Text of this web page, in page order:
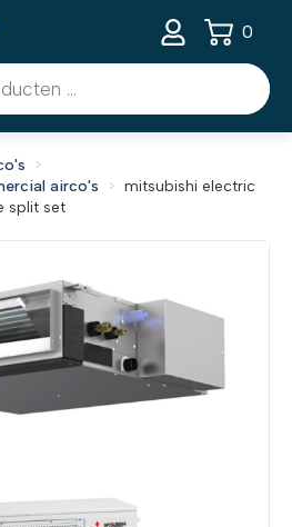
0
airco's
mitsubishi electric
split set